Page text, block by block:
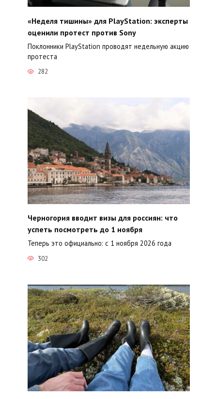
«Неделя тишины» для PlayStation: эксперты
оценили протест против Sony
Поклонники PlayStation проводят недельную акцию
протеста
282
Черногория вводит визы для россиян: что
успеть посмотреть до 1 ноября
Теперь это официально: с 1 ноября 2026 года
302